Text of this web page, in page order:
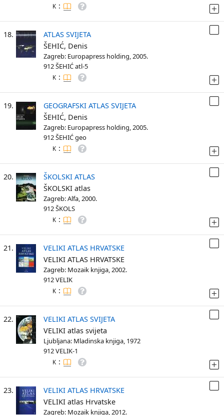
K :
18.
ATLAS SVIJETA
ŠEHIĆ, Denis
Zagreb: Europapress holding, 2005.
912 ŠEHIĆ atl-5
K :
19.
GEOGRAFSKI ATLAS SVIJETA
ŠEHIĆ, Denis
Zagreb: Europapress holding, 2005.
912 ŠEHIĆ geo
K :
20.
ŠKOLSKI ATLAS
ŠKOLSKI atlas
Zagreb: Alfa, 2000.
912 ŠKOLS
K :
21.
VELIKI ATLAS HRVATSKE
VELIKI ATLAS HRVATSKE
Zagreb: Mozaik knjiga, 2002.
912 VELIK
K :
22.
VELIKI ATLAS SVIJETA
VELIKI atlas svijeta
Ljubljana: Mladinska knjiga, 1972
912 VELIK-1
K :
23.
VELIKI ATLAS HRVATSKE
VELIKI atlas Hrvatske
Zagreb: Mozaik knjiga, 2012.